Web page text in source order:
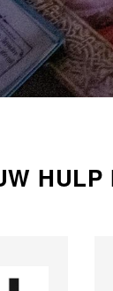
HULP